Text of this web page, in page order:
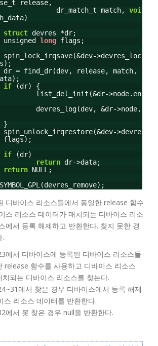
release,
dr_match_t match, voi
struct devres *dr;
unsigned long flags;
spin_lock_irqsave(&dev->devres_loc
dr = find_dr(dev, release, match,
if
(dr) {
list_del_init(&dr->node.en
devres_log(dev, &dr->node,
}
spin_unlock_irqrestore(&dev->devre
flags);
if
(dr)
return dr->data;
return NULL;
디바이스 리소스들에서 동일한 release 함수
스 리소스 데이터가 매치되는 디바이스 리소
에서 등록 해제하고 반환한다. 찾지 못한 경
.
에서 디바이스에 등록된 디바이스 리소스들
release 함수를 사용하고 디바이스 리소스
되는 디바이스 리소스를 찾는다.
에서 찾은 경우 디바이스에서 등록 해제
스 리소스 데이터를 반환한다.
에서 못 찾은 경우 null을 반환한다.